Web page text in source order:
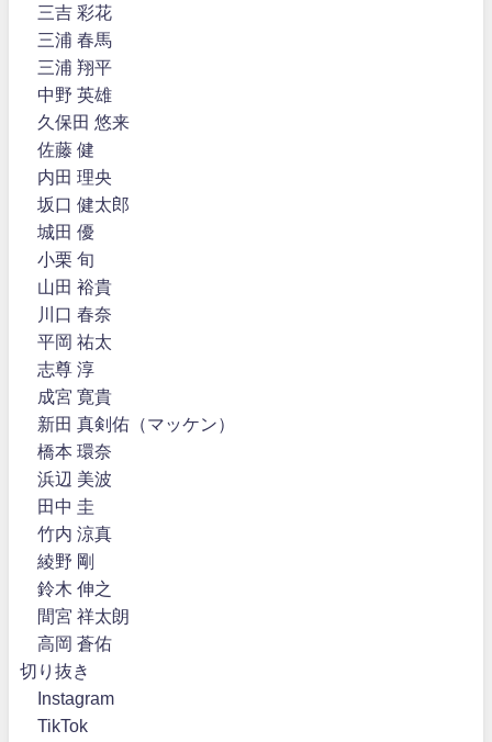
三吉 彩花
三浦 春馬
三浦 翔平
中野 英雄
久保田 悠来
佐藤 健
内田 理央
坂口 健太郎
城田 優
小栗 旬
山田 裕貴
川口 春奈
平岡 祐太
志尊 淳
成宮 寛貴
新田 真剣佑（マッケン）
橋本 環奈
浜辺 美波
田中 圭
竹内 涼真
綾野 剛
鈴木 伸之
間宮 祥太朗
高岡 蒼佑
切り抜き
Instagram
TikTok